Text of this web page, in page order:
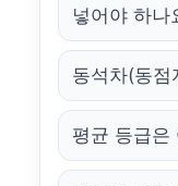
넣어야 하나
동석차(동점
평균 등급은